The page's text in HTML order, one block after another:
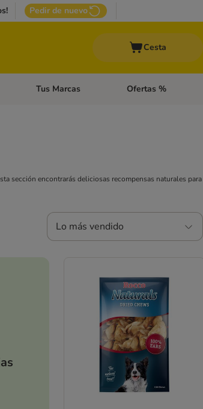
Pedir de nuevo
Cesta
abierto: Otros Animales
Menú de categoria abierto: Gama Vet.
Tus Marcas Menú de categoria
Ofertas %
sección encontrarás deliciosas recompensas naturales para
Lo más vendido